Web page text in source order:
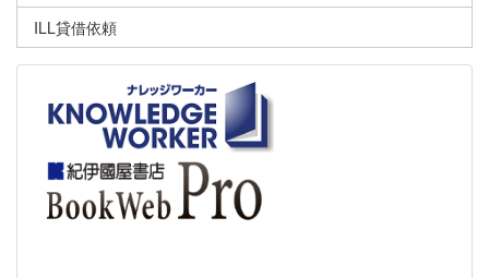
ILL貸借依頼